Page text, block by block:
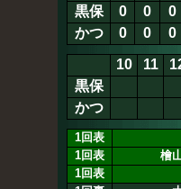
黒保
0 0 0
かつ
0 0 0
10 11
黒保
かつ
1回表
1回表
檜
1回表